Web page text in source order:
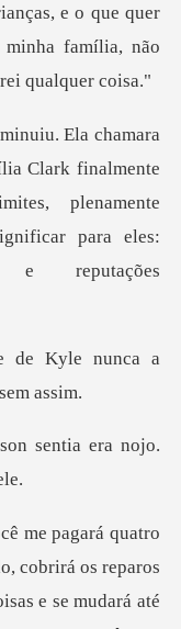
e o que quer
lia Clark finalmente
plenamente
de Kyle nunca a
sentia era nojo.
cobrirá os reparos
e se mudará até